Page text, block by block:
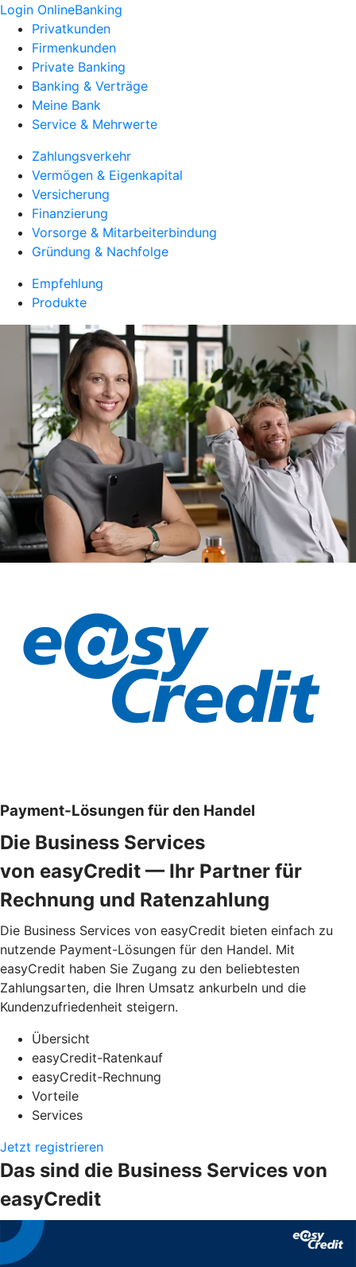
Login OnlineBanking
Privatkunden
Firmenkunden
Private Banking
Banking & Verträge
Meine Bank
Service & Mehrwerte
Zahlungsverkehr
Vermögen & Eigenkapital
Versicherung
Finanzierung
Vorsorge & Mitarbeiterbindung
Gründung & Nachfolge
Empfehlung
Produkte
Payment-Lösungen für den Handel
Die Business Services
von easyCredit — Ihr Partner für
Rechnung und Ratenzahlung
Die Business Services von easyCredit bieten einfach zu
nutzende Payment-Lösungen für den Handel. Mit
easyCredit haben Sie Zugang zu den beliebtesten
Zahlungsarten, die Ihren Umsatz ankurbeln und die
Kundenzufriedenheit steigern.
Übersicht
easyCredit-Ratenkauf
easyCredit-Rechnung
Vorteile
Services
Jetzt registrieren
Das sind die Business Services von
easyCredit